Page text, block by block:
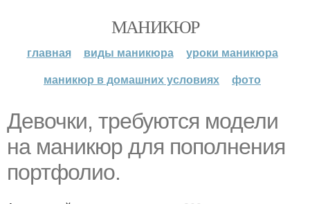
МАНИКЮР
главная виды маникюра
уроки маникюра
маникюр в домашних условиях
фото
Девочки, требуются модели
на маникюр для пополнения
портфолио.